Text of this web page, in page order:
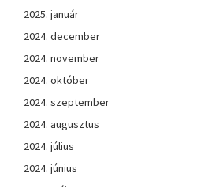
2025. január
2024. december
2024. november
2024. október
2024. szeptember
2024. augusztus
2024. július
2024. június